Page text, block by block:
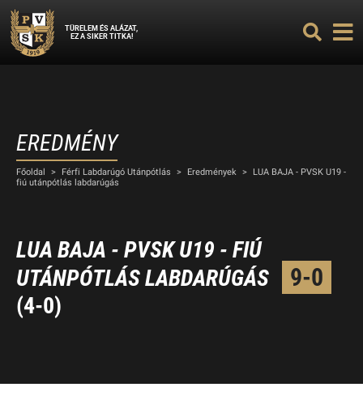
TÜRELEM ÉS ALÁZAT,
EZ A SIKER TITKA!
EREDMÉNY
Főoldal > Férfi Labdarúgó Utánpótlás > Eredmények >
LUA BAJA - PVSK U19 -
fiú utánpótlás labdarúgás
LUA BAJA - PVSK U19 - FIÚ
UTÁNPÓTLÁS LABDARÚGÁS
9-0
(4-0)